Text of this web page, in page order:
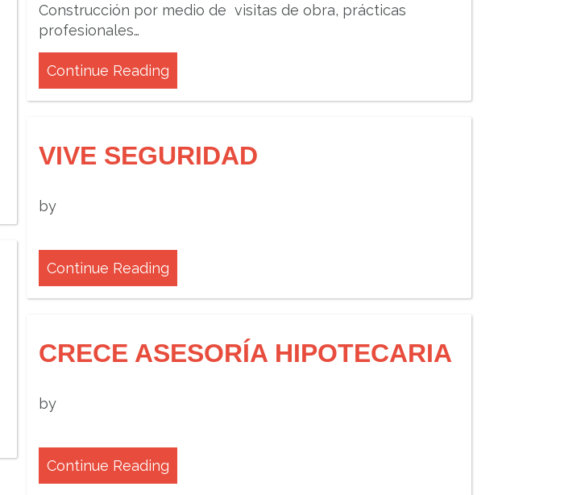
Construcción por medio de visitas de obra, prácticas
profesionales…
Continue Reading
VIVE SEGURIDAD
by
Continue Reading
CRECE ASESORÍA HIPOTECARIA
by
Continue Reading